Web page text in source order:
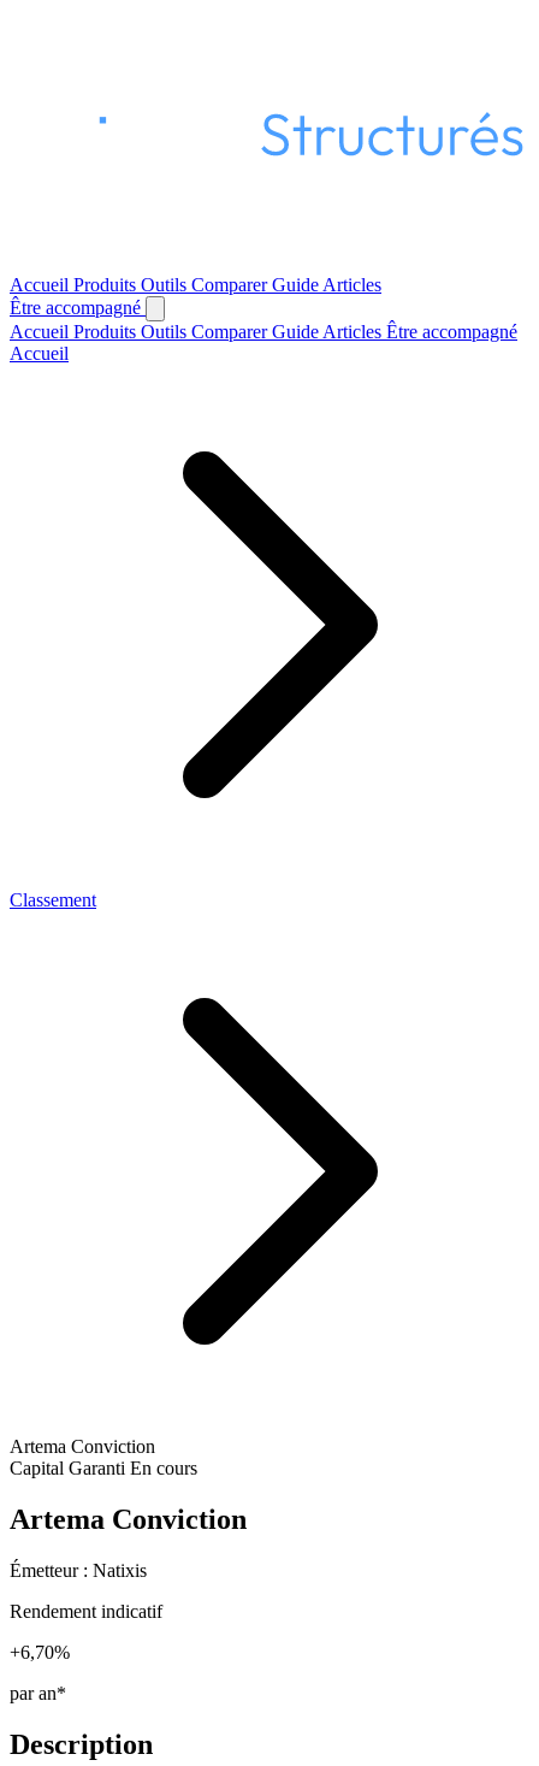
Accueil Produits Outils ComparerGuide Articles
Être accompagné
Accueil Produits Outils ComparerGuide Articles Être accompagné
Accueil
Classement
Artema Conviction
Capital Garanti En cours
Artema Conviction
Émetteur : Natixis
Rendement indicatif
+6,70%
par an*
Description